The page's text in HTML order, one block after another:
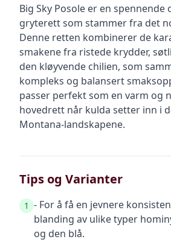
Big Sky Posole er en spennende
gryterett som stammer fra det
Denne retten kombinerer de
smakene fra ristede krydder,
den kløyvende chilien, som
kompleks og balansert
passer perfekt som en varm og
hovedrett når kulda setter inn i
Montana-landskapene.
Tips og Varianter
1 - For å få en jevnere
blanding av ulike typer
og den blå.